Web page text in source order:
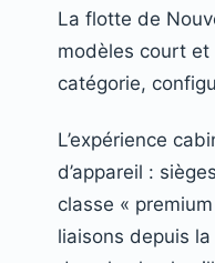
La flotte de
modèles court
catégorie,
L’expérience
d’appareil :
classe «
liaisons depuis